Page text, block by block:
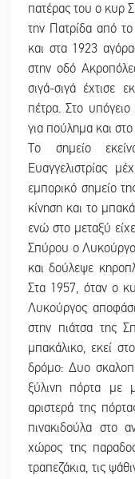
πατέρας του ο κυρ
την Πατρίδα από
και στα 1923
στην οδό
σιγά-σιγά έχτισε
πέτρα. Στο
για πούλημα και στο
Το σημείο
Ευαγγελιστρίας
εμπορικό σημείο
κίνηση και το
ενώ στο μεταξύ
Σπύρου ο
και δούλεψε
Στα 1957, όταν ο
Λυκούργος
στην πιάτσα της
μπακάλικο, εκεί
δρόμο: Δυο
ξύλινη πόρτα με
αριστερά της
πινακιδούλα στο
χώρος της
τραπεζάκια, τις